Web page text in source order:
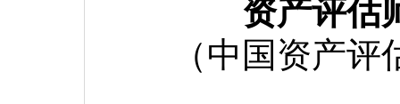
资产评估
（中国资产